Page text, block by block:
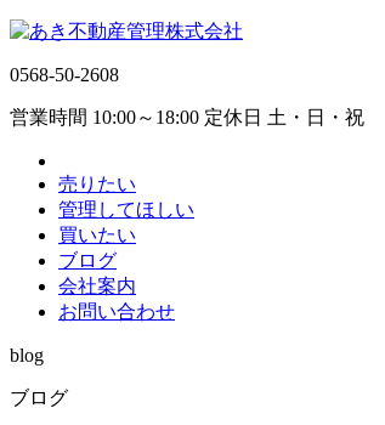
0568-50-2608
営業時間 10:00～18:00 定休日 土・日・祝
売りたい
管理してほしい
買いたい
ブログ
会社案内
お問い合わせ
blog
ブログ